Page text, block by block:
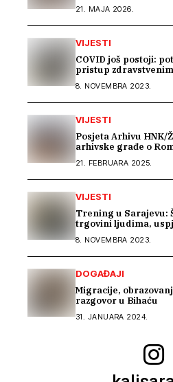
21. MAJA 2026.
VIJESTI
COVID još postoji:
pristup
8. NOVEMBRA 2023.
VIJESTI
Posjeta Arhivu
arhivske građe o
21. FEBRUARA 2025.
VIJESTI
Trening u Sarajevu:
trgovini ljudima,
8. NOVEMBRA 2023.
DOGAĐAJI
Migracije,
razgovor u Bihaću
31. JANUARA 2024.